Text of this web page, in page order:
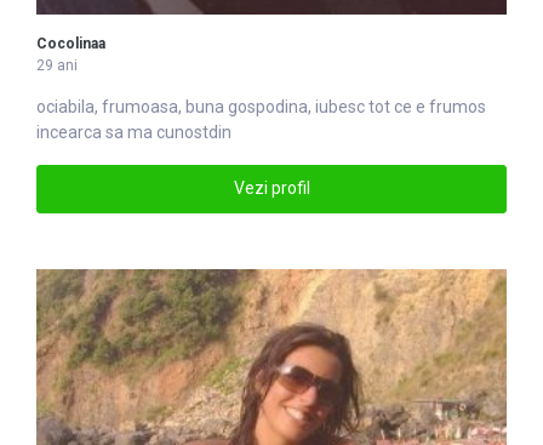
Cocolinaa
29 ani
ociabila, frumoasa, buna gospodina, iubesc tot ce e frumos
incearca sa ma cunostdin
Vezi profil